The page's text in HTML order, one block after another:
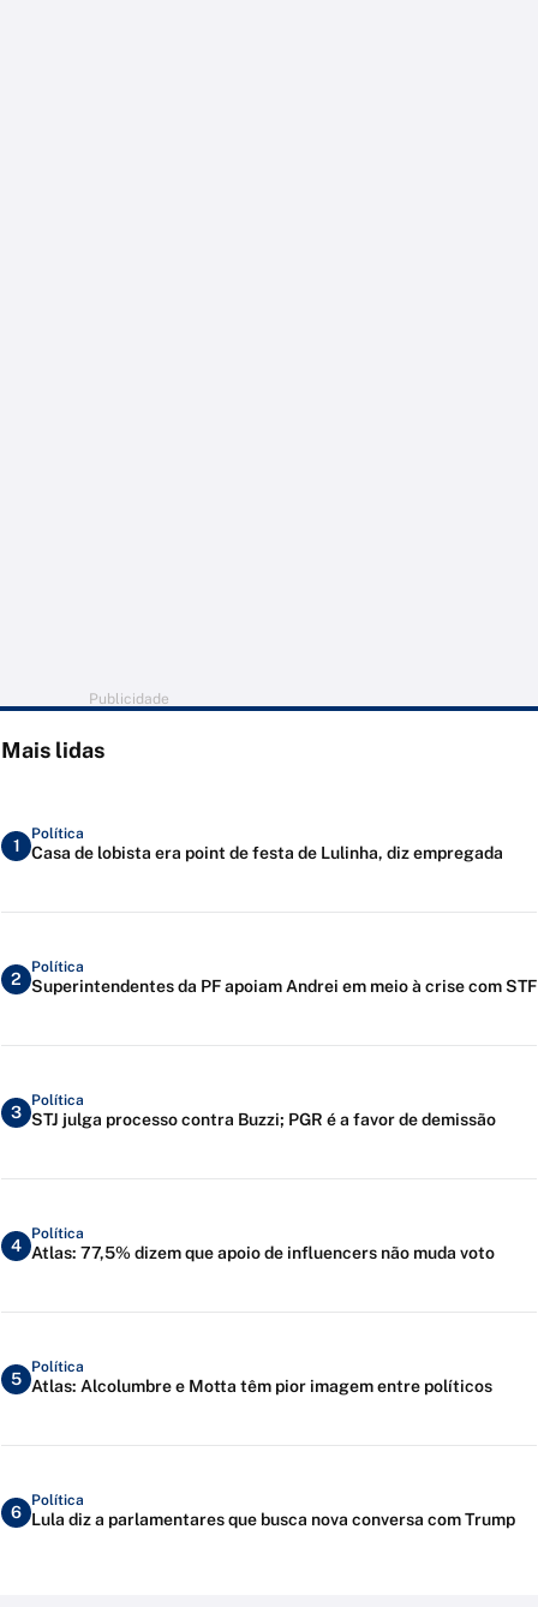
Publicidade
Mais lidas
1
Política
Casa de lobista era point de festa de Lulinha, diz empregada
2
Política
Superintendentes da PF apoiam Andrei em meio à crise com STF
3
Política
STJ julga processo contra Buzzi; PGR é a favor de demissão
4
Política
Atlas: 77,5% dizem que apoio de influencers não muda voto
5
Política
Atlas: Alcolumbre e Motta têm pior imagem entre políticos
6
Política
Lula diz a parlamentares que busca nova conversa com Trump